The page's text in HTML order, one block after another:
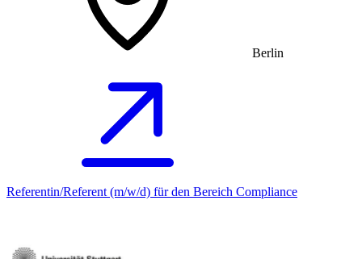
Berlin
Referentin/Referent (m/w/d) für den Bereich Compliance